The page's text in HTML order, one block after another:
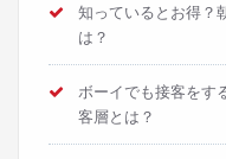
知っているとお得？
は？
ボーイでも接客をす
客層とは？